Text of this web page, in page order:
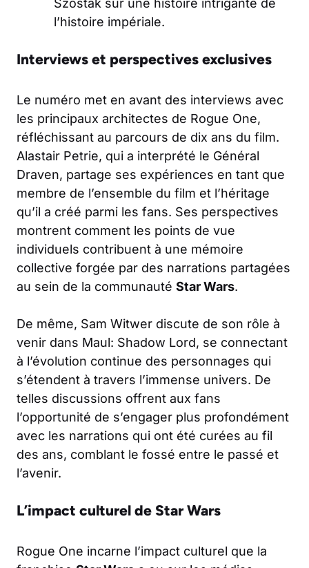
Szostak sur une histoire intrigante de
l’histoire impériale.
Interviews et perspectives exclusives
Le numéro met en avant des interviews avec
les principaux architectes de Rogue One,
réfléchissant au parcours de dix ans du film.
Alastair Petrie, qui a interprété le Général
Draven, partage ses expériences en tant que
membre de l’ensemble du film et l’héritage
qu’il a créé parmi les fans. Ses perspectives
montrent comment les points de vue
individuels contribuent à une mémoire
collective forgée par des narrations partagées
au sein de la communauté Star Wars.
De même, Sam Witwer discute de son rôle à
venir dans Maul: Shadow Lord, se connectant
à l’évolution continue des personnages qui
s’étendent à travers l’immense univers. De
telles discussions offrent aux fans
l’opportunité de s’engager plus profondément
avec les narrations qui ont été curées au fil
des ans, comblant le fossé entre le passé et
l’avenir.
L’impact culturel de Star Wars
Rogue One incarne l’impact culturel que la